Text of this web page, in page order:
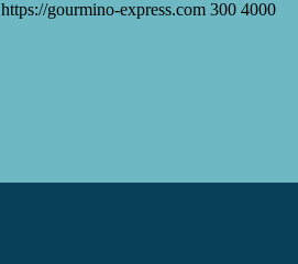
https://gourmino-express.com 300 4000